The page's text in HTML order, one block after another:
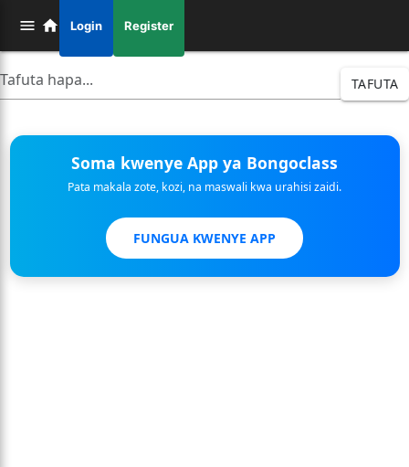
Login Register
TAFUTA
Soma kwenye App ya Bongoclass
Pata makala zote, kozi, na maswali kwa urahisi zaidi.
FUNGUA KWENYE APP